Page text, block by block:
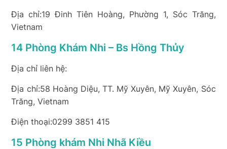
Địa chỉ:19 Đinh Tiên Hoàng, Phường 1, Sóc Trăng,
Vietnam
14 Phòng Khám Nhi – Bs Hồng Thủy
Địa chỉ liên hệ:
Địa chỉ:58 Hoàng Diệu, TT. Mỹ Xuyên, Mỹ Xuyên, Sóc
Trăng, Vietnam
Điện thoại:0299 3851 415
15 Phòng khám Nhi Nhã Kiều